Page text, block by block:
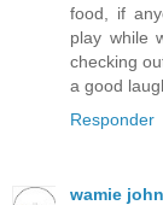
food, if
play while
checking
a good
Responder
wamie john